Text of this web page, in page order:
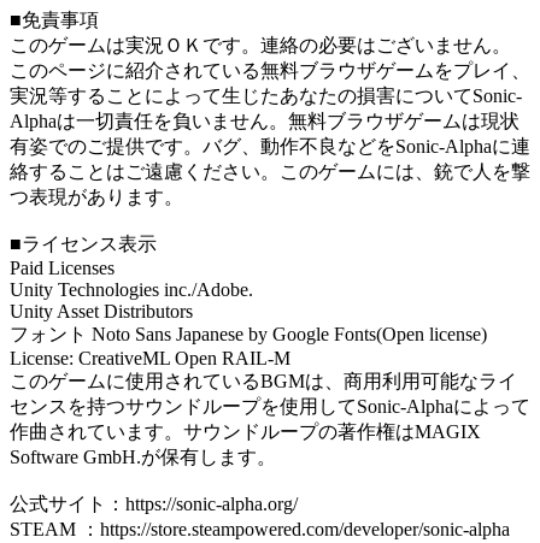
■免責事項
このゲームは実況ＯＫです。連絡の必要はございません。
このページに紹介されている無料ブラウザゲームをプレイ、
実況等することによって生じたあなたの損害についてSonic-
Alphaは一切責任を負いません。無料ブラウザゲームは現状
有姿でのご提供です。バグ、動作不良などをSonic-Alphaに連
絡することはご遠慮ください。このゲームには、銃で人を撃
つ表現があります。
■ライセンス表示
Paid Licenses
Unity Technologies inc./Adobe.
Unity Asset Distributors
フォント Noto Sans Japanese by Google Fonts(Open license)
License: CreativeML Open RAIL-M
このゲームに使用されているBGMは、商用利用可能なライ
センスを持つサウンドループを使用してSonic-Alphaによって
作曲されています。サウンドループの著作権はMAGIX
Software GmbH.が保有します。
公式サイト：https://sonic-alpha.org/
STEAM ：https://store.steampowered.com/developer/sonic-alpha